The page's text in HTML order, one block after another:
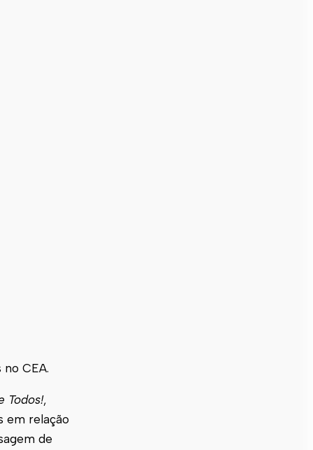
CEA.
Todos!,
em relação
de